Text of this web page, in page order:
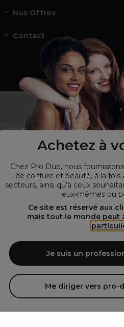
Achetez à
Chez Pro Duo, nous
de coiffure et beauté, à la fois
secteurs, ainsi qu’à ceux
eux-mêmes ou
Ce site est réservé aux
mais tout le monde peut
Je suis un
Me diriger vers pro-
Nos Offres
Contact
Vous n’êtes pas un
Visitez notre site pour
© Tous droits
Spécialiste de la coiffure et de la
large sélection de produits
l'esthétique autour d'un choix de
de beauté! Notre gamme de produits
qui sont à la recherche de produits et
matériel esthétique de qualité.